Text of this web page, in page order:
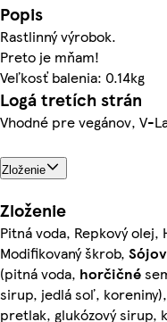
Popis
Rastlinný výrobok.
Preto je mňam!
Veľkosť balenia: 0.14kg
Logá tretích strán
Vhodné pre vegánov, V-
Zloženie
Zloženie
Pitná voda, Repkový
Modifikovaný škrob,
(pitná voda, horčičné
sirup, jedlá soľ,
pretlak, glukózový sirup,